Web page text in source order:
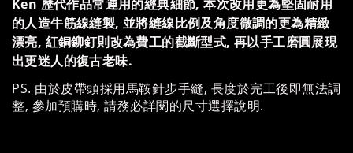
Ken 歷代作品常運用的經典細節, 本次改用更為堅固耐用
的人造牛筋線縫製, 並將縫線比例及角度微調的更為精緻
漂亮, 紅銅鉚釘則改為費工的截斷型式, 再以手工磨圓展現
出更迷人的復古老味.
PS. 由於皮帶頭採用馬鞍針步手縫, 長度於完工後即無法調
整, 參加預購時, 請務必詳閱的尺寸選擇說明.